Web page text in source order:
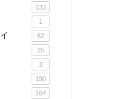
133
1
82
25
3
190
164